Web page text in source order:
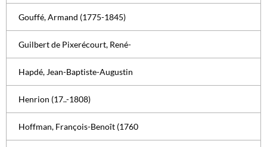
Gouffé, Armand (1775-1845)
Guilbert de Pixerécourt, René-
Hapdé, Jean-Baptiste-Augustin
Henrion (17..-1808)
Hoffman, François-Benoît (1760